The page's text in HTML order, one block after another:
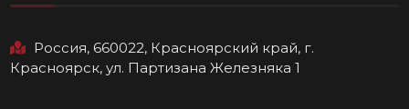
Россия, 660022, Красноярский край, г.
Красноярск, ул. Партизана Железняка 1